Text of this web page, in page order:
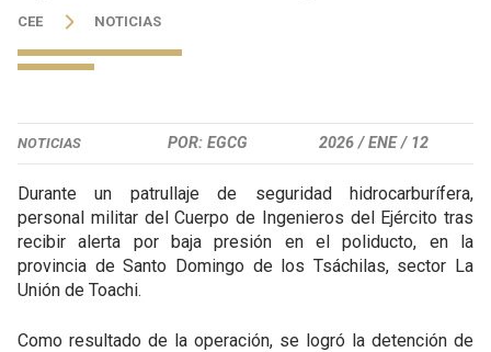
CEE NOTICIAS
NOTICIAS POR: EGCG 2026 / ENE / 12
Durante un patrullaje de seguridad hidrocarburífera,
personal militar del Cuerpo de Ingenieros del Ejército tras
recibir alerta por baja presión en el poliducto, en la
provincia de Santo Domingo de los Tsáchilas, sector La
Unión de Toachi.
Como resultado de la operación, se logró la detención de